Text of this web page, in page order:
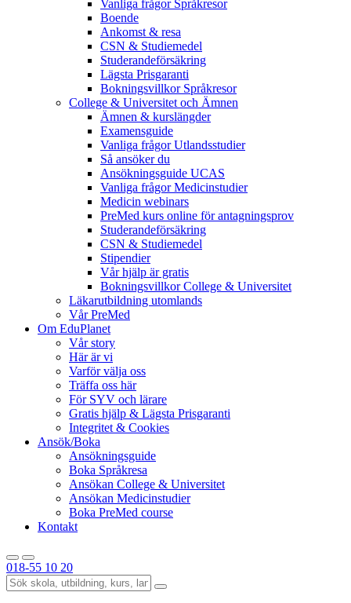
Vanliga frågor Språkresor
Boende
Ankomst & resa
CSN & Studiemedel
Studerandeförsäkring
Lägsta Prisgaranti
Bokningsvillkor Språkresor
College & Universitet och Ämnen
Ämnen & kurslängder
Examensguide
Vanliga frågor Utlandsstudier
Så ansöker du
Ansökningsguide UCAS
Vanliga frågor Medicinstudier
Medicin webinars
PreMed kurs online för antagningsprov
Studerandeförsäkring
CSN & Studiemedel
Stipendier
Vår hjälp är gratis
Bokningsvillkor College & Universitet
Läkarutbildning utomlands
Vår PreMed
Om EduPlanet
Vår story
Här är vi
Varför välja oss
Träffa oss här
För SYV och lärare
Gratis hjälp & Lägsta Prisgaranti
Integritet & Cookies
Ansök/Boka
Ansökningsguide
Boka Språkresa
Ansökan College & Universitet
Ansökan Medicinstudier
Boka PreMed course
Kontakt
018-55 10 20